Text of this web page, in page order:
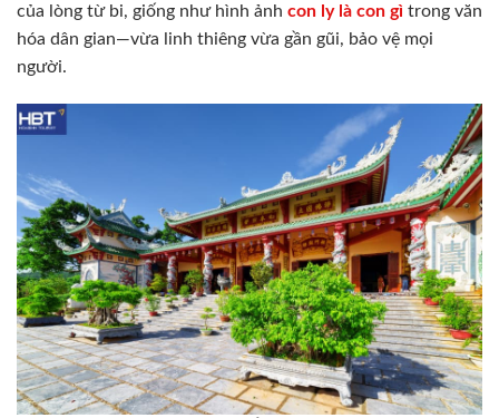
của lòng từ bi, giống như hình ảnh con ly là con gì trong văn
hóa dân gian—vừa linh thiêng vừa gần gũi, bảo vệ mọi
người.